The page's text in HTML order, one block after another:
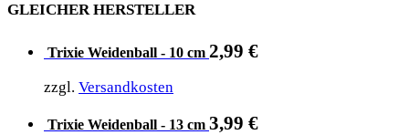
GLEICHER HERSTELLER
Trixie Weidenball - 10 cm 2,99 €
zzgl. Versandkosten
Trixie Weidenball - 13 cm 3,99 €